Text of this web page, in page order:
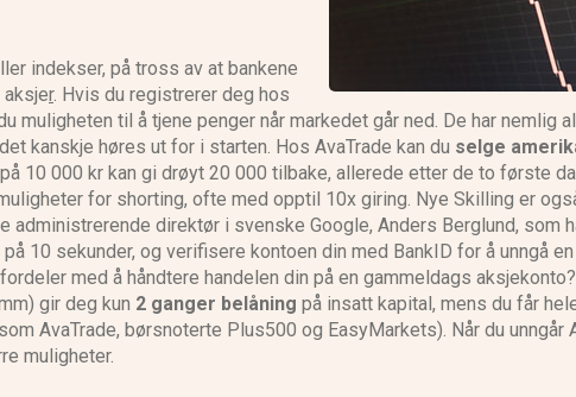
indekser, på tross av at bankene
r. Hvis du registrerer deg hos
muligheten til å tjene penger når markedet går ned. De har nemlig
kanskje høres ut for i starten. Hos AvaTrade kan du selge
10 000 kr kan gi drøyt 20 000 tilbake, allerede etter de to første
for shorting, ofte med opptil 10x giring. Nye Skilling er
direktør i svenske Google, Anders Berglund, som
10 sekunder, og verifisere kontoen din med BankID for å unngå
med å håndtere handelen din på en gammeldags aksjekonto?
gir deg kun 2 ganger belåning på insatt kapital, mens du får
AvaTrade, børsnoterte Plus500 og EasyMarkets). Når du unngår
muligheter.